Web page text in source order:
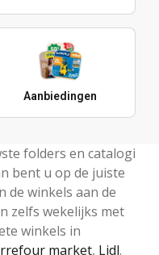
Aanbiedingen
folders en catalogi
bent u op de juiste
de winkels aan de
zelfs wekelijks met
winkels in
market, Lidl.